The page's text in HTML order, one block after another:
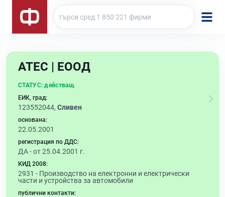
АТЕС | ЕООД
СТАТУС: действащ
ЕИК, град:
123552044, Сливен
основана:
22.05.2001
регистрация по ДДС:
ДА - от 25.04.2001 г.
КИД 2008:
2931 - Производство на електронни и електрически
части и устройства за автомобили
публични контакти: